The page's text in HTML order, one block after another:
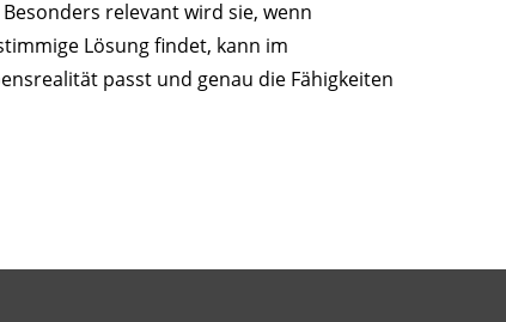
relevant wird sie, wenn
Lösung findet, kann im
passt und genau die Fähigkeiten